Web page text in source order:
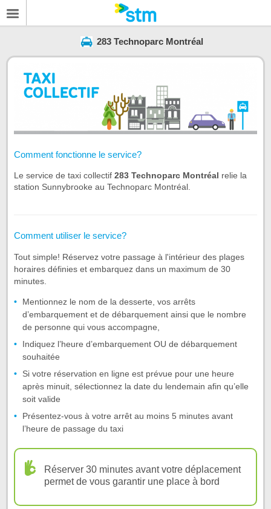
283 Technoparc Montréal
Comment fonctionne le service?
Le service de taxi collectif 283 Technoparc Montréal relie la
station Sunnybrooke au Technoparc Montréal.
Comment utiliser le service?
Tout simple! Réservez votre passage à l'intérieur des plages
horaires définies et embarquez dans un maximum de 30
minutes.
Mentionnez le nom de la desserte, vos arrêts
d’embarquement et de débarquement ainsi que le nombre
de personne qui vous accompagne,
Indiquez l’heure d’embarquement OU de débarquement
souhaitée
Si votre réservation en ligne est prévue pour une heure
après minuit, sélectionnez la date du lendemain afin qu’elle
soit valide
Présentez-vous à votre arrêt au moins 5 minutes avant
l’heure de passage du taxi
Réserver 30 minutes avant votre déplacement
permet de vous garantir une place à bord